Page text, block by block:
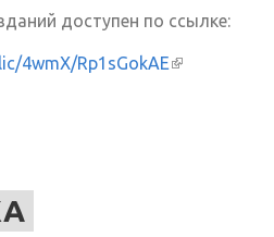
доступен по ссылке:
4wmX/Rp1sGokAE(внешняя